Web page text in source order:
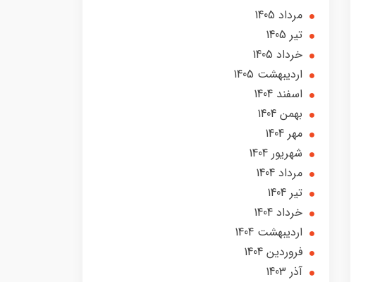
مرداد 1405
تير 1405
خرداد 1405
ارديبهشت 1405
اسفند 1404
بهمن 1404
مهر 1404
شهریور 1404
مرداد 1404
تير 1404
خرداد 1404
ارديبهشت 1404
فروردین 1404
آذر 1403